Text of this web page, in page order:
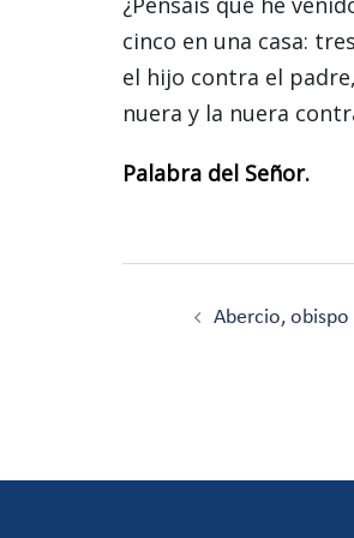
cinco en una casa:
el hijo contra el
nuera y la nuera
Palabra del Señor.
Abercio,